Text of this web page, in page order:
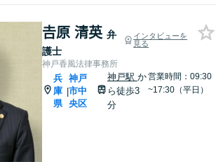
𠮷原 清英 弁
護士
インタビューを
見る
神戸香風法律事務所
兵
庫
県
|
神戸
市中
央区
神戸駅 か
ら徒歩3
分
営業時間：09:30
~17:30（平日）